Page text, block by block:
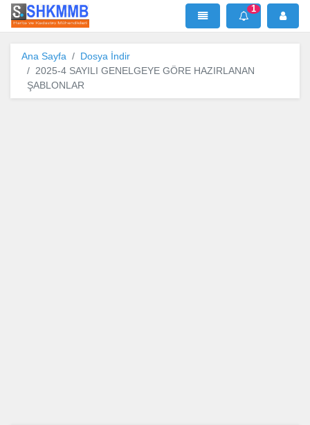
SHKMMB MenÜ Mesaj
1
Ana Sayfa
Dosya İndir
2025-4 SAYILI GENELGEYE GÖRE HAZIRLANAN
ŞABLONLAR